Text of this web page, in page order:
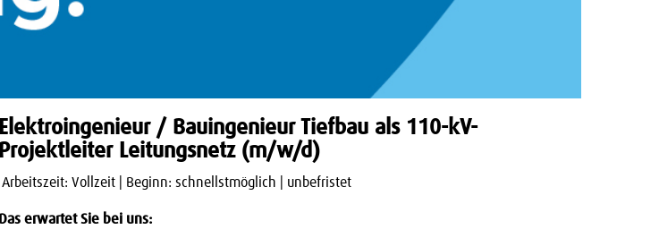
Elektroingenieur / Bauingenieur Tiefbau als 110-kV-
Projektleiter Leitungsnetz (m/w/d)
​ Arbeitszeit: Vollzeit | Beginn: schnellstmöglich | unbefristet
Das erwartet Sie bei uns: